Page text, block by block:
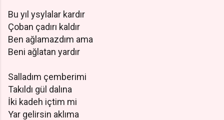
Bu yıl ysylalar kardır
Çoban çadırı kaldır
Ben ağlamazdım ama
Beni ağlatan yardır
Salladım çemberimi
Takıldı gül dalına
İki kadeh içtim mi
Yar gelirsin aklıma